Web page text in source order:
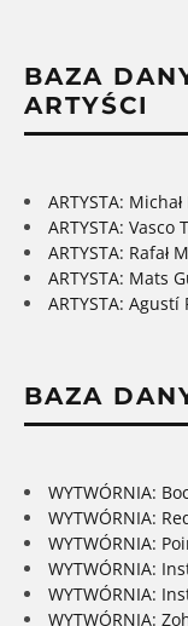
BAZA
ARTYŚCI
ARTYSTA:
ARTYSTA: Vasco
ARTYSTA: Rafał
ARTYSTA: Mats
ARTYSTA:
BAZA
WYTWÓRNIA:
WYTWÓRNIA:
WYTWÓRNIA:
WYTWÓRNIA:
WYTWÓRNIA:
WYTWÓRNIA: